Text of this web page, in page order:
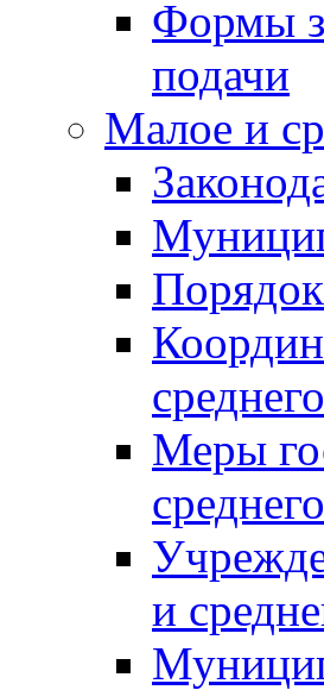
Формы
подачи
Малое и
Меры
и